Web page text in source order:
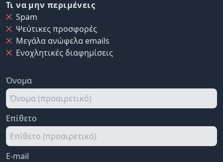
Τι να μην περιμένεις
Spam
Ψεύτικες προσφορές
Μεγάλα ανώφελα emails
Ενοχλητικές διαφημίσεις
Όνομα
Επίθετο
E-mail